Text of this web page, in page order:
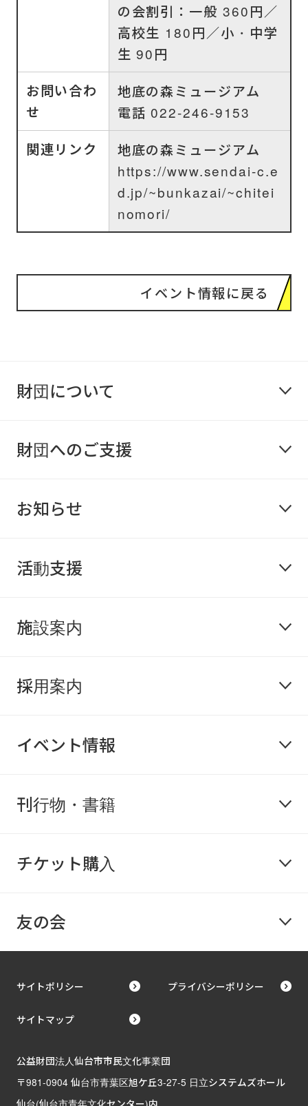
の会割引：一般 360円／
高校生 180円／小・中学
生 90円
お問い合わ
せ
地底の森ミュージアム
電話 022-246-9153
関連リンク
地底の森ミュージアム
https://www.sendai-c.e
d.jp/~bunkazai/~chitei
nomori/
イベント情報に戻る
財団について
財団へのご支援
お知らせ
活動支援
施設案内
採用案内
イベント情報
刊行物・書籍
チケット購入
友の会
サイトポリシー プライバシーポリシー
サイトマップ
公益財団法人仙台市市民文化事業団
〒981-0904 仙台市青葉区旭ケ丘3-27-5 日立システムズホール